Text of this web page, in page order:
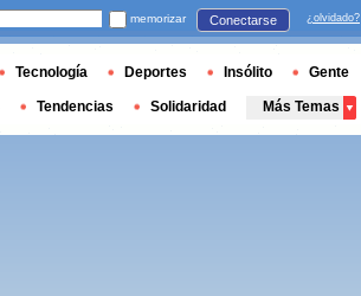
memorizar Conectarse ¿olvidado?
Tecnología Deportes Insólito Gente
Tendencias Solidaridad Más Temas